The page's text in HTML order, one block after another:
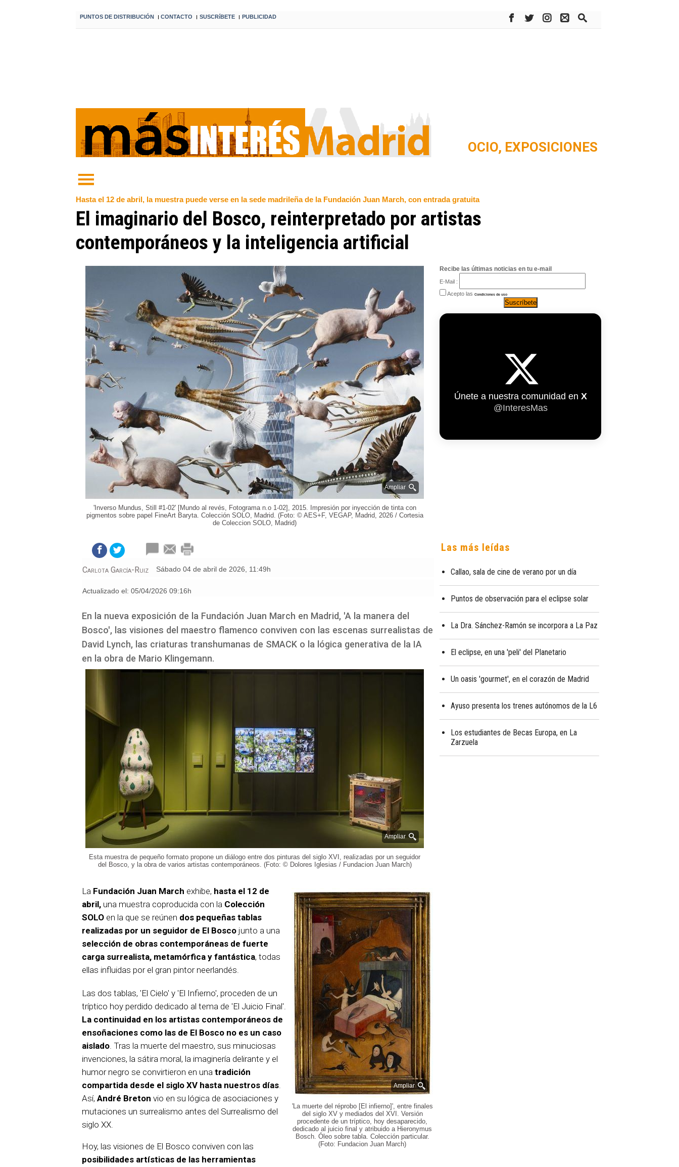
PUNTOS DE DISTRIBUCIÓN I CONTACTO I SUSCRíBETE I PUBLICIDAD
OCIO, EXPOSICIONES
Hasta el 12 de abril, la muestra puede verse en la sede madrileña de la Fundación Juan March, con entrada gratuita
El imaginario del Bosco, reinterpretado por artistas
contemporáneos y la inteligencia artificial
Ampliar
'Inverso Mundus, Still #1-02' [Mundo al revés, Fotograma n.o 1-02], 2015. Impresión por inyección de tinta con
pigmentos sobre papel FineArt Baryta. Colección SOLO, Madrid. (Foto: © AES+F, VEGAP, Madrid, 2026 / Cortesia
de Coleccion SOLO, Madrid)
sábado 04 de abril de 2026, 11:49h
Carlota García-Ruiz
Actualizado el: 05/04/2026 09:16h
En la nueva exposición de la Fundación Juan March en Madrid, 'A la manera del
Bosco', las visiones del maestro flamenco conviven con las escenas surrealistas de
David Lynch, las criaturas transhumanas de SMACK o la lógica generativa de la IA
en la obra de Mario Klingemann.
Ampliar
Esta muestra de pequeño formato propone un diálogo entre dos pinturas del siglo XVI, realizadas por un seguidor
del Bosco, y la obra de varios artistas contemporáneos. (Foto: © Dolores Iglesias / Fundacion Juan March)
Ampliar
'La muerte del réprobo [El infierno]', entre finales
del siglo XV y mediados del XVI. Versión
procedente de un tríptico, hoy desaparecido,
dedicado al juicio final y atribuido a Hieronymus
Bosch. Óleo sobre tabla. Colección particular.
(Foto: Fundacion Juan March)
La Fundación Juan March exhibe, hasta el 12 de
abril, una muestra coproducida con la Colección
SOLO en la que se reúnen dos pequeñas tablas
realizadas por un seguidor de El Bosco junto a una
selección de obras contemporáneas de fuerte
carga surrealista, metamórfica y fantástica, todas
ellas influidas por el gran pintor neerlandés.
Las dos tablas, 'El Cielo' y 'El Infierno', proceden de un
tríptico hoy perdido dedicado al tema de 'El Juicio Final'.
La continuidad en los artistas contemporáneos de
ensoñaciones como las de El Bosco no es un caso
aislado. Tras la muerte del maestro, sus minuciosas
invenciones, la sátira moral, la imaginería delirante y el
humor negro se convirtieron en una tradición
compartida desde el siglo XV hasta nuestros días.
Así, André Breton vio en su lógica de asociaciones y
mutaciones un surrealismo antes del Surrealismo del
siglo XX.
Hoy, las visiones de El Bosco conviven con las
posibilidades artísticas de las herramientas
Recibe las últimas noticias en tu e-mail
E-Mail :
Acepto las Condiciones de uso
Únete a nuestra comunidad en X
@InteresMas
Las más leídas
Callao, sala de cine de verano por un día
Puntos de observación para el eclipse solar
La Dra. Sánchez-Ramón se incorpora a La Paz
El eclipse, en una 'peli' del Planetario
Un oasis 'gourmet', en el corazón de Madrid
Ayuso presenta los trenes autónomos de la L6
Los estudiantes de Becas Europa, en La
Zarzuela